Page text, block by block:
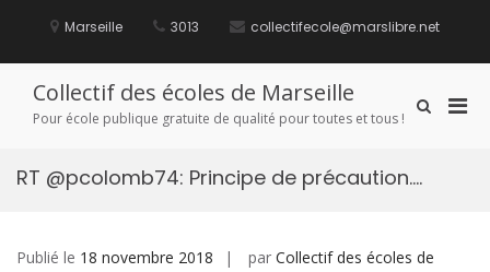
Marseille 3013 collectifecole@marslibre.net
Collectif des écoles de Marseille
Pour école publique gratuite de qualité pour toutes et tous !
Afficher
recherche
RT @pcolomb74: Principe de précaution….
Publié le 18 novembre 2018 par Collectif des écoles de